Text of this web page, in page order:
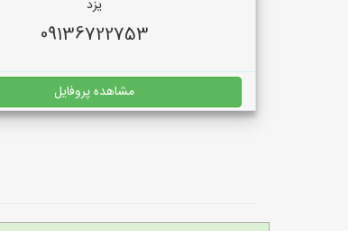
یزد
09136722753
مشاهده پروفایل